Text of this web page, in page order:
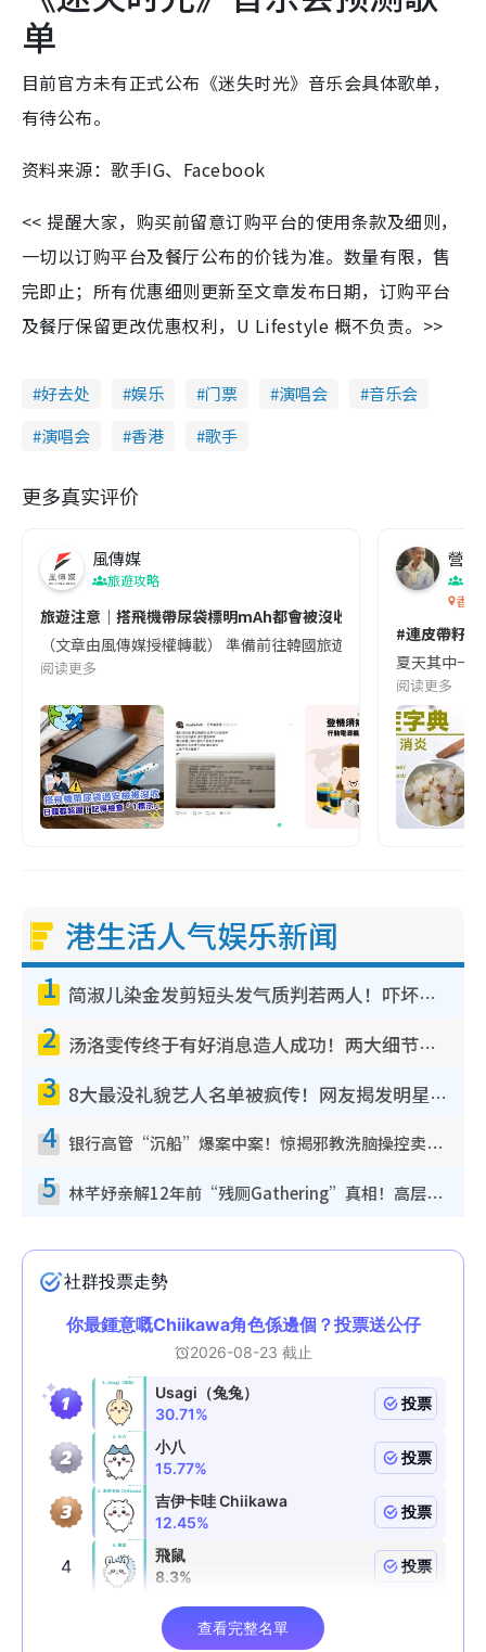
单
目前官方未有正式公布《迷失时光》音乐会具体歌单，
有待公布。
资料来源：歌手IG、Facebook
<< 提醒大家，购买前留意订购平台的使用条款及细则，
一切以订购平台及餐厅公布的价钱为准。数量有限，售
完即止；所有优惠细则更新至文章发布日期，订购平台
及餐厅保留更改优惠权利，U Lifestyle 概不负责。>>
好去处 娱乐 门票 演唱会
音乐会
演唱会
香港 歌手
更多真实评价
風傳媒
旅遊攻略
旅遊注意｜搭飛機帶尿袋標明mAh都會被沒收😱出發前切記檢查
（文章由風傳媒授權轉載） 準備前往韓國旅遊的民眾，近期要
阅读更多
營養
香港
#連皮帶籽
夏天其中一
阅读更多
港生活人气娱乐新闻
1 简淑儿染金发剪短头发气质判若两人！吓坏老公麦大力都认不出：“你做什么？”
2 汤洛雯传终于有好消息造人成功！两大细节曝孕味极浓引猜测：大肚婆先会咁！
3 8大最没礼貌艺人名单被疯传！网友揭发明星真面目，一致数落这一位是无品天花板？
4 银行高管“沉船”爆案中案！惊揭邪教洗脑操控卖淫被吞600万，幕后黑手讲多错多
5 林芊妤亲解12年前“残厕Gathering”真相！高层解约一句话重创尊严，至今拒返TVB